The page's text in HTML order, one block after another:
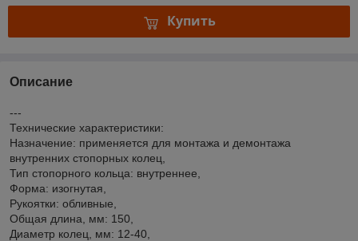
Купить
Описание
---
Технические характеристики:
Назначение: применяется для монтажа и демонтажа
внутренних стопорных колец,
Тип стопорного кольца: внутреннее,
Форма: изогнутая,
Рукоятки: обливные,
Общая длина, мм: 150,
Диаметр колец, мм: 12-40,